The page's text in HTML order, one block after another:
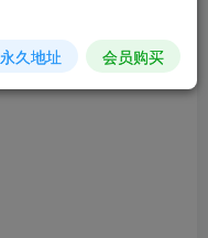
永久地址 会员购买